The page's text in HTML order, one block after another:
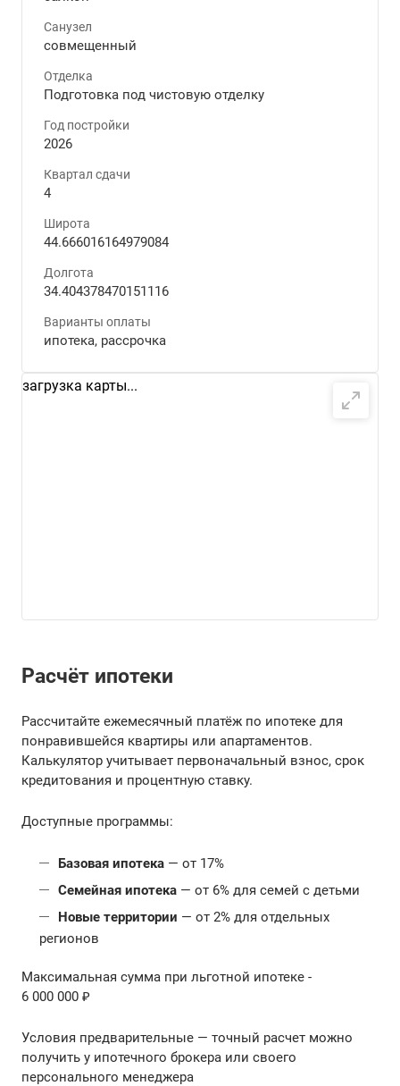
Санузел
совмещенный
Отделка
Подготовка под чистовую отделку
Год постройки
2026
Квартал сдачи
4
Широта
44.666016164979084
Долгота
34.404378470151116
Варианты оплаты
ипотека, рассрочка
загрузка карты...
Расчёт ипотеки
Рассчитайте ежемесячный платёж по ипотеке для
понравившейся квартиры или апартаментов.
Калькулятор учитывает первоначальный взнос, срок
кредитования и процентную ставку.
Доступные программы:
Базовая ипотека — от 17%
Семейная ипотека — от 6% для семей с детьми
Новые территории — от 2% для отдельных
регионов
Максимальная сумма при льготной ипотеке -
6 000 000 ₽
Условия предварительные — точный расчет можно
получить у ипотечного брокера или своего
персонального менеджера